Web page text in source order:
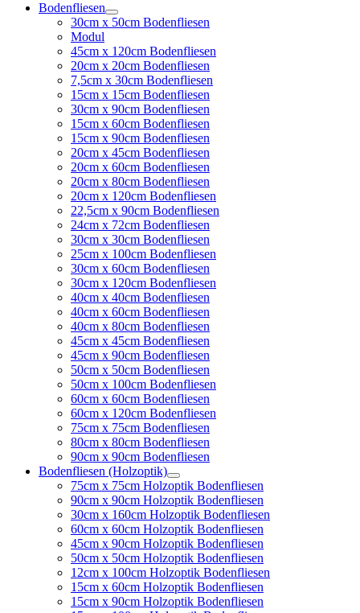
Bodenfliesen
30cm x 50cm Bodenfliesen
Modul
45cm x 120cm Bodenfliesen
20cm x 20cm Bodenfliesen
7,5cm x 30cm Bodenfliesen
15cm x 15cm Bodenfliesen
30cm x 90cm Bodenfliesen
15cm x 60cm Bodenfliesen
15cm x 90cm Bodenfliesen
20cm x 45cm Bodenfliesen
20cm x 60cm Bodenfliesen
20cm x 80cm Bodenfliesen
20cm x 120cm Bodenfliesen
22,5cm x 90cm Bodenfliesen
24cm x 72cm Bodenfliesen
30cm x 30cm Bodenfliesen
25cm x 100cm Bodenfliesen
30cm x 60cm Bodenfliesen
30cm x 120cm Bodenfliesen
40cm x 40cm Bodenfliesen
40cm x 60cm Bodenfliesen
40cm x 80cm Bodenfliesen
45cm x 45cm Bodenfliesen
45cm x 90cm Bodenfliesen
50cm x 50cm Bodenfliesen
50cm x 100cm Bodenfliesen
60cm x 60cm Bodenfliesen
60cm x 120cm Bodenfliesen
75cm x 75cm Bodenfliesen
80cm x 80cm Bodenfliesen
90cm x 90cm Bodenfliesen
Bodenfliesen (Holzoptik)
75cm x 75cm Holzoptik Bodenfliesen
90cm x 90cm Holzoptik Bodenfliesen
30cm x 160cm Holzoptik Bodenfliesen
60cm x 60cm Holzoptik Bodenfliesen
45cm x 90cm Holzoptik Bodenfliesen
50cm x 50cm Holzoptik Bodenfliesen
12cm x 100cm Holzoptik Bodenfliesen
15cm x 60cm Holzoptik Bodenfliesen
15cm x 90cm Holzoptik Bodenfliesen